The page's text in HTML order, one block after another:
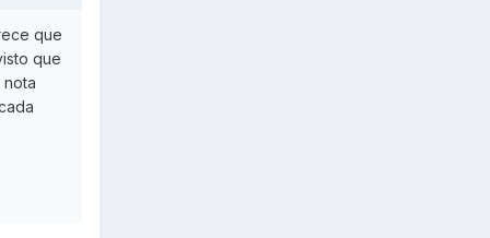
que
que